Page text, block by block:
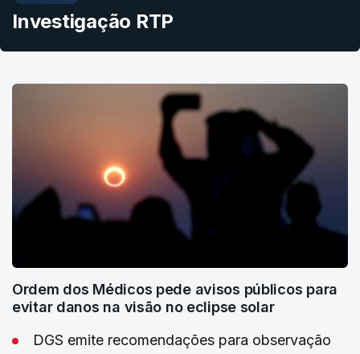
Investigação RTP
Ordem dos Médicos pede avisos públicos para
evitar danos na visão no eclipse solar
DGS emite recomendações para observação